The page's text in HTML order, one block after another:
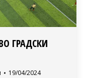
ГРАДСКИ
19/04/2024